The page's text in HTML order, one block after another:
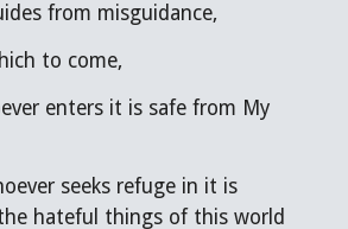
from misguidance,
to come,
enters it is safe from My
seeks refuge in it is
hateful things of this world